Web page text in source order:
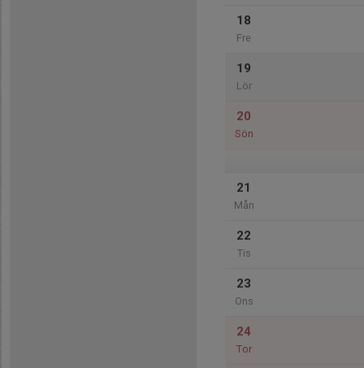
18
Fre
19
Lör
20
Sön
21
Mån
22
Tis
23
Ons
24
Tor